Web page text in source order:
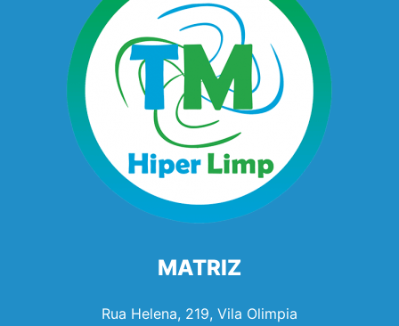
MATRIZ
Rua Helena, 219, Vila Olimpia